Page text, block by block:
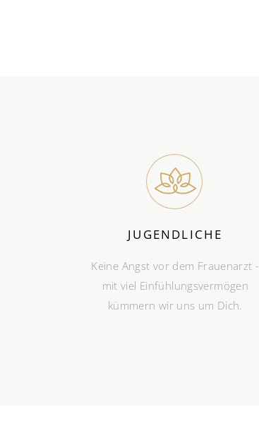
JUGENDLICHE
Keine Angst vor dem Frauenarzt -
mit viel Einfühlungsvermögen
kümmern wir uns um Dich.